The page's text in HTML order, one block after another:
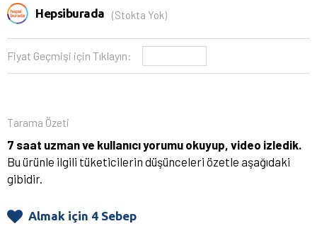
Hepsiburada (Stokta Yok)
Fiyat Geçmişi için Tıklayın:
Tarama Özeti
7 saat uzman ve kullanıcı yorumu okuyup, video izledik.
Bu ürünle ilgili tüketicilerin düşünceleri özetle aşağıdaki
gibidir.
Almak için 4 Sebep